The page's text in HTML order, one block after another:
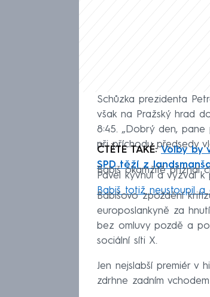
Schůzka prezidenta
však na Pražský hrad
8:45. „Dobrý den, pane
při příchodu předsedy
ČTĚTE TAKÉ:Volby by
SPD těží z
Babiš okamžitě přiznal
Pavel kývnul a vyzval k
Babiš totiž neustoupil a
Babišovo zpoždění
europoslankyně za
bez omluvy pozdě a po
sociální síti X.
Jen nejslabší premiér v
zdrhne zadním vchodem